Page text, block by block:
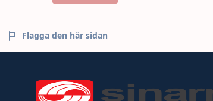
Flagga den här sidan